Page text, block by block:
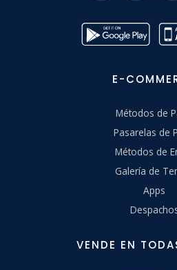
E-
Métodos de
Pasarelas de
Métodos de
Galería de
Apps
VENDE EN